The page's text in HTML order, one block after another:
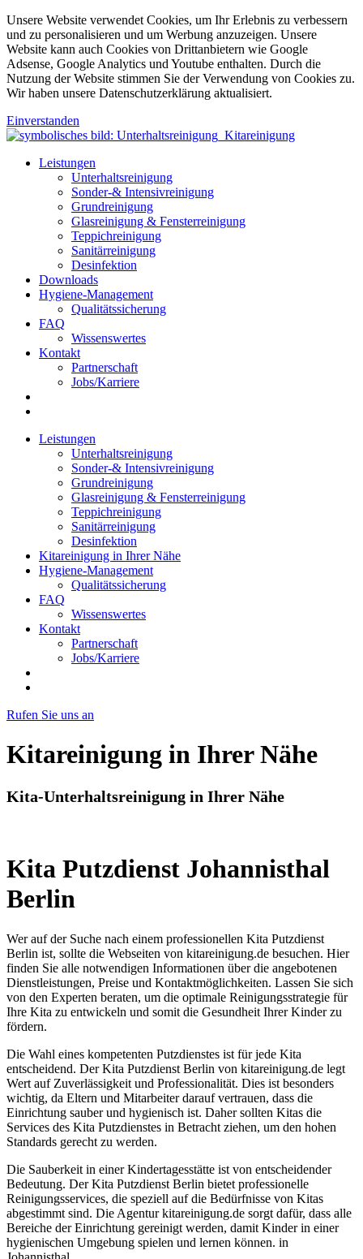
Unsere Website verwendet Cookies, um Ihr Erlebnis zu verbessern
und zu personalisieren und um Werbung anzuzeigen. Unsere
Website kann auch Cookies von Drittanbietern wie Google
Adsense, Google Analytics und Youtube enthalten. Durch die
Nutzung der Website stimmen Sie der Verwendung von Cookies zu.
Wir haben unsere Datenschutzerklärung aktualisiert.
Einverstanden
Leistungen
Unterhaltsreinigung
Sonder-& Intensivreinigung
Grundreinigung
Glasreinigung & Fensterreinigung
Teppichreinigung
Sanitärreinigung
Desinfektion
Downloads
Hygiene-Management
Qualitätssicherung
FAQ
Wissenswertes
Kontakt
Partnerschaft
Jobs/Karriere
Leistungen
Unterhaltsreinigung
Sonder-& Intensivreinigung
Grundreinigung
Glasreinigung & Fensterreinigung
Teppichreinigung
Sanitärreinigung
Desinfektion
Kitareinigung in Ihrer Nähe
Hygiene-Management
Qualitätssicherung
FAQ
Wissenswertes
Kontakt
Partnerschaft
Jobs/Karriere
Rufen Sie uns an
Kitareinigung in Ihrer Nähe
Kita-Unterhaltsreinigung in Ihrer Nähe
Kita Putzdienst Johannisthal
Berlin
Wer auf der Suche nach einem professionellen Kita Putzdienst
Berlin ist, sollte die Webseiten von kitareinigung.de besuchen. Hier
finden Sie alle notwendigen Informationen über die angebotenen
Dienstleistungen, Preise und Kontaktmöglichkeiten. Lassen Sie sich
von den Experten beraten, um die optimale Reinigungsstrategie für
Ihre Kita zu entwickeln und somit die Gesundheit Ihrer Kinder zu
fördern.
Die Wahl eines kompetenten Putzdienstes ist für jede Kita
entscheidend. Der Kita Putzdienst Berlin von kitareinigung.de legt
Wert auf Zuverlässigkeit und Professionalität. Dies ist besonders
wichtig, da Eltern und Mitarbeiter darauf vertrauen, dass die
Einrichtung sauber und hygienisch ist. Daher sollten Kitas die
Services des Kita Putzdienstes in Betracht ziehen, um den hohen
Standards gerecht zu werden.
Die Sauberkeit in einer Kindertagesstätte ist von entscheidender
Bedeutung. Der Kita Putzdienst Berlin bietet professionelle
Reinigungsservices, die speziell auf die Bedürfnisse von Kitas
abgestimmt sind. Die Agentur kitareinigung.de sorgt dafür, dass alle
Bereiche der Einrichtung gereinigt werden, damit Kinder in einer
hygienischen Umgebung spielen und lernen können. in